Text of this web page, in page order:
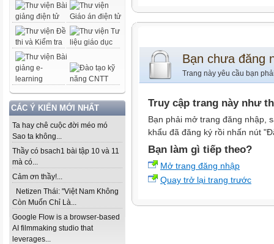
CÁC Ý KIẾN MỚI NHẤT
Ta hay chê cuộc đời méo mó
Sao ta không...
Thầy có bsach1 bài tập 10 và 11
mà có...
Cảm ơn thầy!...
Netizen Thái: "Việt Nam Không
Còn Muốn Chỉ Là...
Google Flow is a browser-based
AI filmmaking studio that
leverages...
Bạn chưa đăng
Trang này yêu cầu bạn
Truy cập trang này như
Bạn phải mở trang đăng nhập,
khẩu đã đăng ký rồi nhấn nút
Bạn làm gì tiếp theo?
Mở trang đăng nhập
Quay trở lại trang trước